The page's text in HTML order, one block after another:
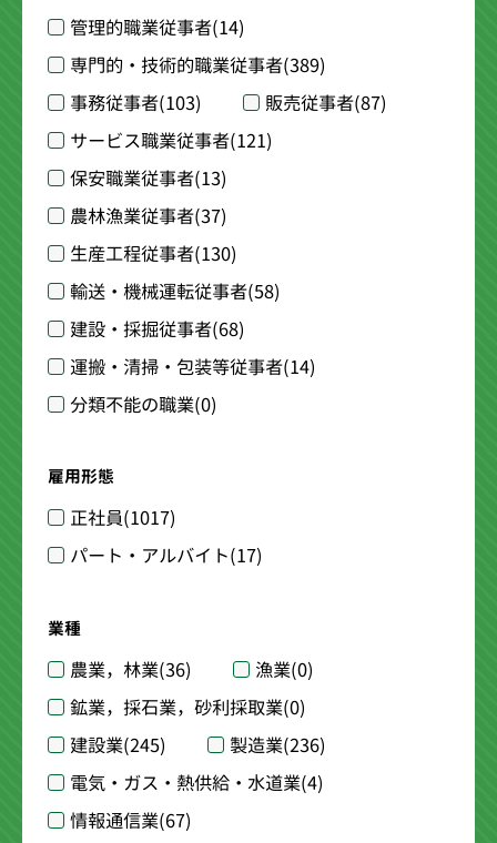
管理的職業従事者(14)
専門的・技術的職業従事者(389)
事務従事者(103) 販売従事者(87)
サービス職業従事者(121)
保安職業従事者(13)
農林漁業従事者(37)
生産工程従事者(130)
輸送・機械運転従事者(58)
建設・採掘従事者(68)
運搬・清掃・包装等従事者(14)
分類不能の職業(0)
雇用形態
正社員(1017)
パート・アルバイト(17)
業種
農業，林業(36) 漁業(0)
鉱業，採石業，砂利採取業(0)
建設業(245) 製造業(236)
電気・ガス・熱供給・水道業(4)
情報通信業(67)